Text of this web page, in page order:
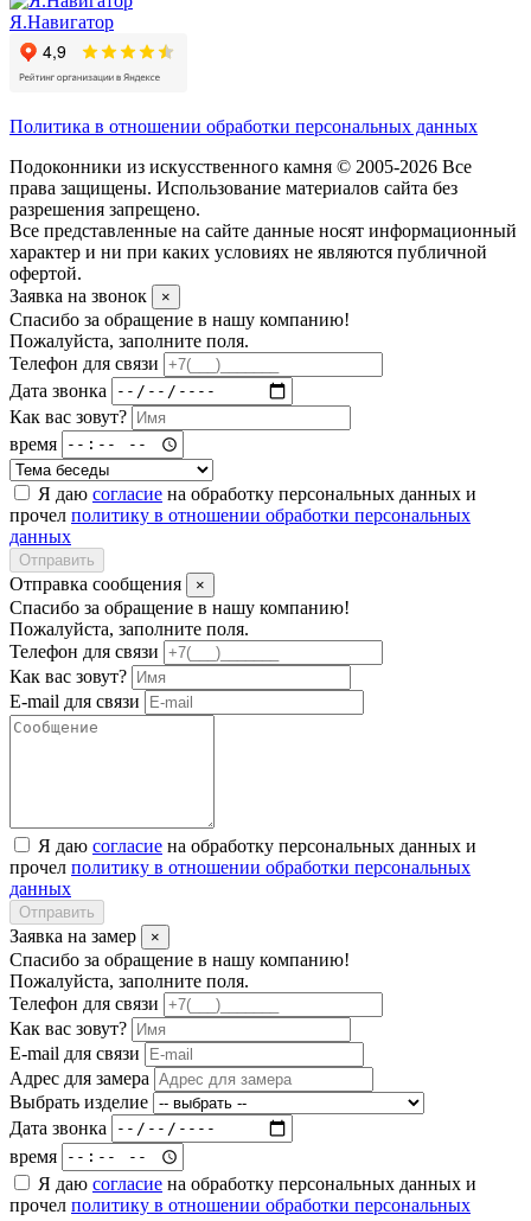
Я.Навигатор
Политика в отношении обработки персональных данных
Подоконники из искусственного камня © 2005-2026 Все
права защищены. Использование материалов сайта без
разрешения запрещено.
Все представленные на сайте данные носят информационный
характер и ни при каких условиях не являются публичной
офертой.
Заявка на звонок
×
Спасибо за обращение в нашу компанию!
Пожалуйста, заполните поля.
Телефон для связи
Дата звонка
Как вас зовут?
время
Я даю согласие на обработку персональных данных и
прочел политику в отношении обработки персональных
данных
Отправить
Отправка сообщения ×
Спасибо за обращение в нашу компанию!
Пожалуйста, заполните поля.
Телефон для связи
Как вас зовут?
E-mail для связи
Я даю согласие на обработку персональных данных и
прочел политику в отношении обработки персональных
данных
Отправить
Заявка на замер ×
Спасибо за обращение в нашу компанию!
Пожалуйста, заполните поля.
Телефон для связи
Как вас зовут?
E-mail для связи
Адрес для замера
Выбрать изделие
Дата звонка
время
Я даю согласие на обработку персональных данных и
прочел политику в отношении обработки персональных